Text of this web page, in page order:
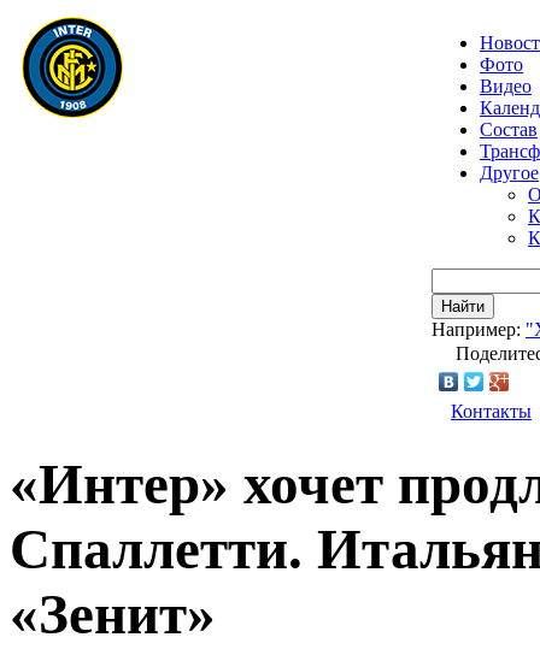
Фото
Видео
Состав
Другое
Найти
Например:
Контакты
«Интер» хочет
Спаллетти.
«Зенит»